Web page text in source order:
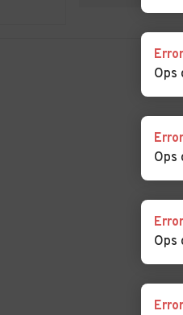
Villarboit
Error
Ops
Error
Ops
Error
Ops
Error